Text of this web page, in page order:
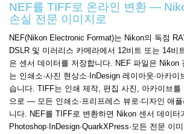
NEF를 TIFF로 온라인 변환 —
손실 전문 이미지로
NEF(Nikon Electronic Format)는 Nikon의 독점
DSLR 및 미러리스 카메라에서 12비트 또는 14비
은 센서 데이터를 저장합니다. NEF 파일은 Nikon
는 인쇄소·사진 현상소·InDesign 레이아웃·아카
습니다. TIFF는 인쇄 제작, 편집 사진, 아카이브를
으로 — 모든 인쇄소·프리프레스 뷰로·디자인 애
니다. NEF를 TIFF로 변환하면 Nikon 센서 데이터
Photoshop·InDesign·QuarkXPress·모든 전문 이